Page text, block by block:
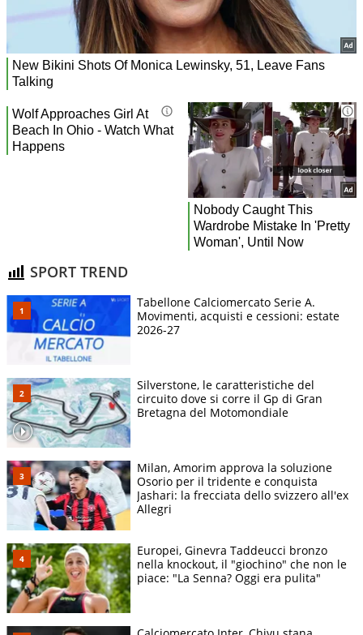
SPORT TREND
Tabellone Calciomercato Serie A.
Movimenti, acquisti e cessioni: estate
2026-27
Silverstone, le caratteristiche del
circuito dove si corre il Gp di Gran
Bretagna del Motomondiale
Milan, Amorim approva la soluzione
Osorio per il tridente e conquista
Jashari: la frecciata dello svizzero all'ex
Allegri
Europei, Ginevra Taddeucci bronzo
nella knockout, il "giochino" che non le
piace: "La Senna? Oggi era pulita"